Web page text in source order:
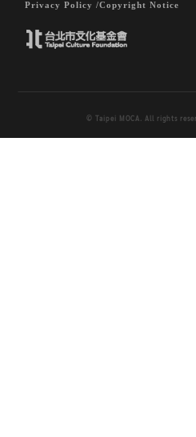
Privacy Policy /Copyright Notice
© Taipei MOCA. All rights